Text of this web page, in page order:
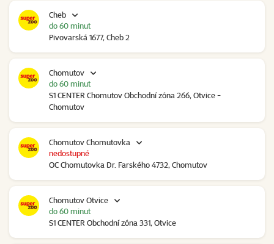
Cheb
Pivovarská 1677, Cheb 2
do 60 minut
Chomutov
S1 CENTER Chomutov Obchodní zóna 266, Otvice -
Chomutov
do 60 minut
Chomutov Chomutovka
OC Chomutovka Dr. Farského 4732, Chomutov
nedostupné
Chomutov Otvice
S1 CENTER Obchodní zóna 331, Otvice
do 60 minut